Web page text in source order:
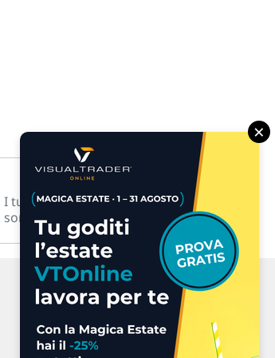
I tuoi suggerimenti per noi
sono preziosi e molto utili! »
×